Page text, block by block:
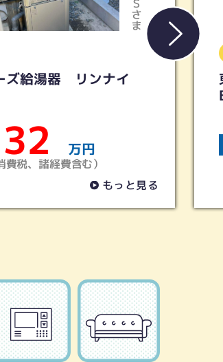
Ｓさま
ズ給湯器 リンナイ
32 万円
費税、諸経費含む）
もっと見る